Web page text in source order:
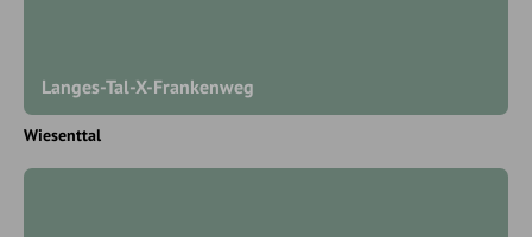
Langes-Tal-X-Frankenweg
Wiesenttal